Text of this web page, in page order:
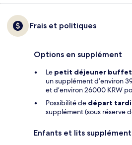
Frais et politiques
Options en supplément
Le petit déjeuner buffet
un supplément d’environ
et d’environ 26000 KRW
Possibilité de départ
supplément (sous réserve
Enfants et lits